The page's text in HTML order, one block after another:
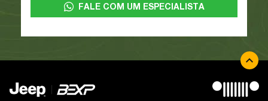
FALE COM UM ESPECIALISTA